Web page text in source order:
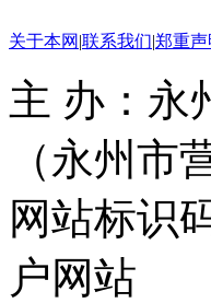
关于本网 |联系我们|郑重声
主 办：永
（永州市
网站标识
户网站